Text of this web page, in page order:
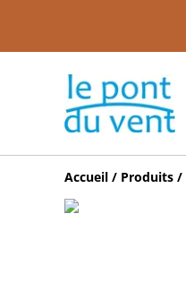
Accueil / Produits /